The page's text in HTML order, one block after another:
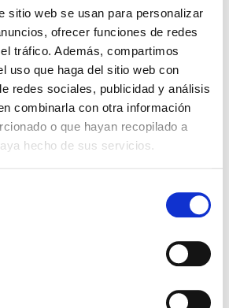
sitio web se usan para personalizar
ofrecer funciones de redes
tráfico. Además, compartimos
uso que haga del sitio web con
redes sociales, publicidad y análisis
combinarla con otra información
o que hayan recopilado a
hecho de sus servicios.
a esta pregunta que ha
controversia y debate durante
claros ciertos conceptos.
denomina fertilidad a la capacidad
Leer más >